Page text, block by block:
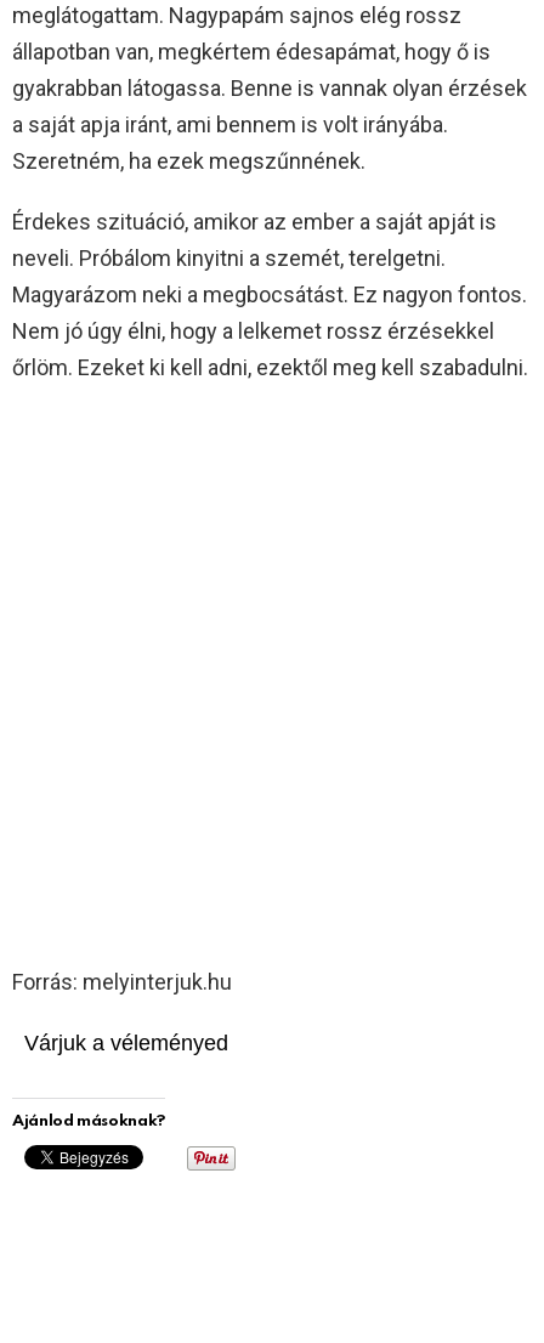
meglátogattam. Nagypapám sajnos elég rossz
állapotban van, megkértem édesapámat, hogy ő is
gyakrabban látogassa. Benne is vannak olyan érzések
a saját apja iránt, ami bennem is volt irányába.
Szeretném, ha ezek megszűnnének.
Érdekes szituáció, amikor az ember a saját apját is
neveli. Próbálom kinyitni a szemét, terelgetni.
Magyarázom neki a megbocsátást. Ez nagyon fontos.
Nem jó úgy élni, hogy a lelkemet rossz érzésekkel
őrlöm. Ezeket ki kell adni, ezektől meg kell szabadulni.
Forrás: melyinterjuk.hu
Várjuk a véleményed
Ajánlod másoknak?